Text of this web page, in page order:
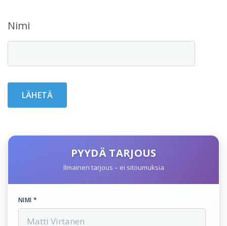
Nimi
PYYDÄ TARJOUS
Ilmainen tarjous – ei sitoumuksia
NIMI *